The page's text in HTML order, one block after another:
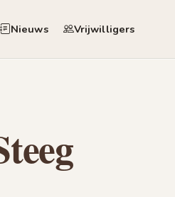
Nieuws Vrijwilligers